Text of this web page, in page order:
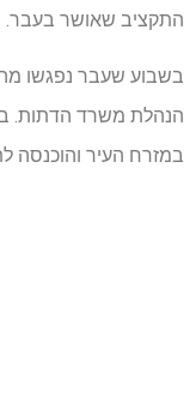
התקציב שאושר בעבר.
בשבוע שעבר נפגשו
הנהלת משרד הדתות.
במזרח העיר והוכנסה